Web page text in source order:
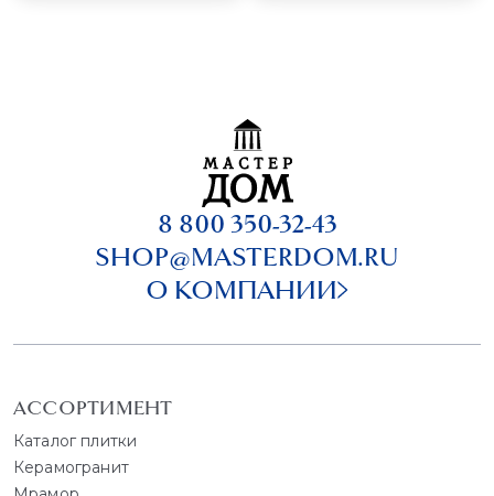
8 800 350-32-43
SHOP@MASTERDOM.RU
О КОМПАНИИ
АССОРТИМЕНТ
Каталог плитки
Керамогранит